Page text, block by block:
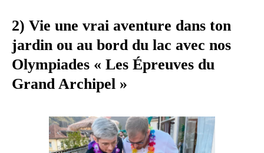
2) Vie une vrai aventure dans ton
jardin ou au bord du lac avec nos
Olympiades « Les Épreuves du
Grand Archipel »